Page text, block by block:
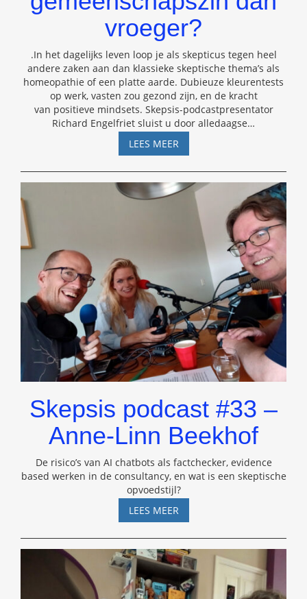
vroeger?
.In het dagelĳks leven loop je als skepticus tegen heel
andere zaken aan dan klassieke skeptische thema’s als
homeopathie of een platte aarde. Dubieuze kleurentests
op werk, vasten zou gezond zĳn, en de kracht
van positieve mindsets. Skepsis-podcastpresentator
Richard Engelfriet sluist u door alledaagse…
LEES MEERHEBBEN
WE
MINDER
GEMEENSCHAPSZIN
DAN
VROEGER?
Skepsis podcast #33 –
Anne-Linn Beekhof
De risico’s van AI chatbots als factchecker, evidence
based werken in de consultancy, en wat is een skeptische
opvoedstijl?
LEES MEERSKEPSIS
PODCAST
#33
–
ANNE-
LINN
BEEKHOF